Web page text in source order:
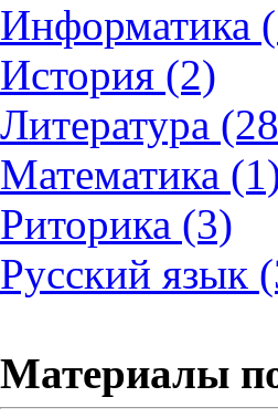
Информатика
История (2)
Литература
Математика
Риторика (3)
Русский язык
Материалы